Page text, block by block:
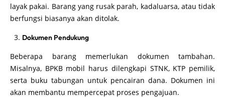
layak pakai. Barang yang rusak parah, kadaluarsa, atau tidak
berfungsi biasanya akan ditolak.
Dokumen Pendukung
Beberapa barang memerlukan dokumen tambahan.
Misalnya, BPKB mobil harus dilengkapi STNK, KTP pemilik,
serta buku tabungan untuk pencairan dana. Dokumen ini
akan membantu mempercepat proses pengajuan.